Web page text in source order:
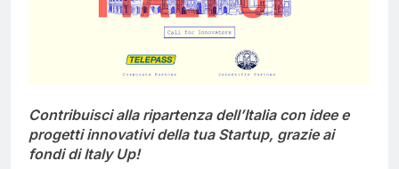
Contribuisci alla ripartenza dell’Italia con idee e
progetti innovativi della tua Startup, grazie ai
fondi di Italy Up!